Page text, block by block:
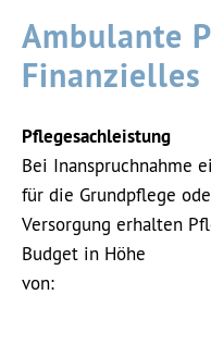
Ambulante
Finanzielles
Pflegesachleistung
Bei Inanspruchnahme
für die Grundpflege
Versorgung erhalten
Budget in Höhe
von: